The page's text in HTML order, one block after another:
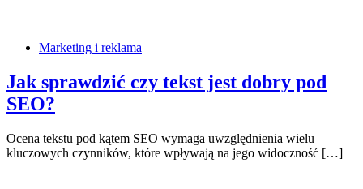
Marketing i reklama
Jak sprawdzić czy tekst jest dobry pod
SEO?
Ocena tekstu pod kątem SEO wymaga uwzględnienia wielu
kluczowych czynników, które wpływają na jego widoczność […]